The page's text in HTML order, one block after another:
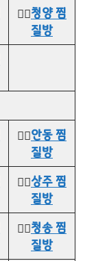
👉🏻청양 찜
질방
👉🏻안동 찜
질방
👉🏻상주 찜
질방
👉🏻청송 찜
질방